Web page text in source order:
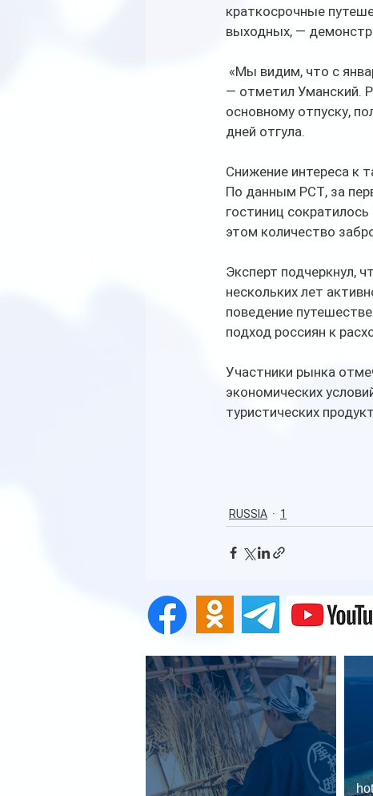
краткосрочные
выходных, —
«Мы видим, что с
— отметил Уманский.
основному отпуску,
дней отгула.
Снижение интереса к
По данным РСТ, за
гостиниц
этом количество
Эксперт подчеркнул,
нескольких лет
поведение
подход россиян к
Участники рынка
экономических
туристических
RUSSIA 1